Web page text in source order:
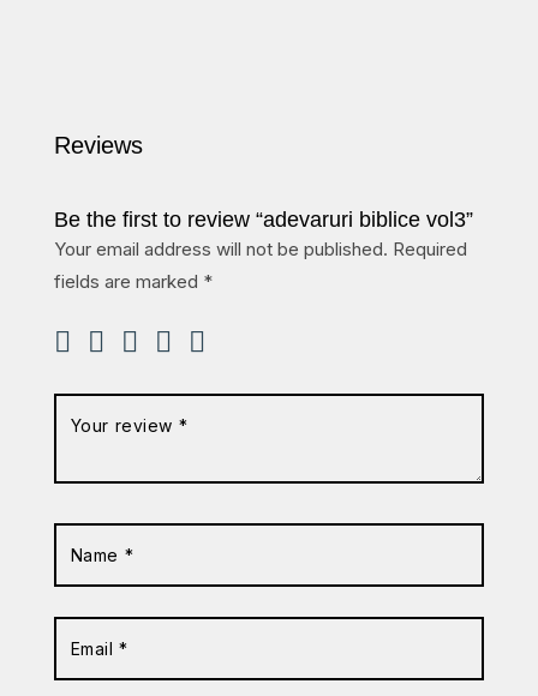
Reviews
Be the first to review “adevaruri biblice vol3”
Your email address will not be published. Required
fields are marked *